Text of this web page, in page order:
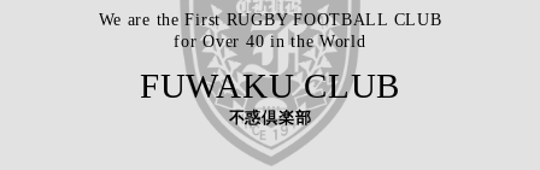
We are the First RUGBY FOOTBALL CLUB
for Over 40 in the World
FUWAKU CLUB
不惑倶楽部